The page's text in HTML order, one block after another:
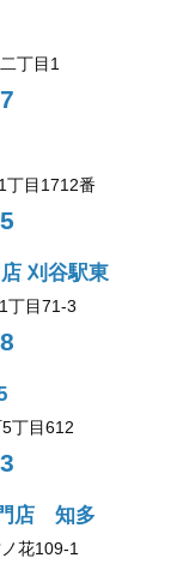
丁目1
目1712番
刈谷駅東
丁目71-3
丁目612
店 知多
花109-1